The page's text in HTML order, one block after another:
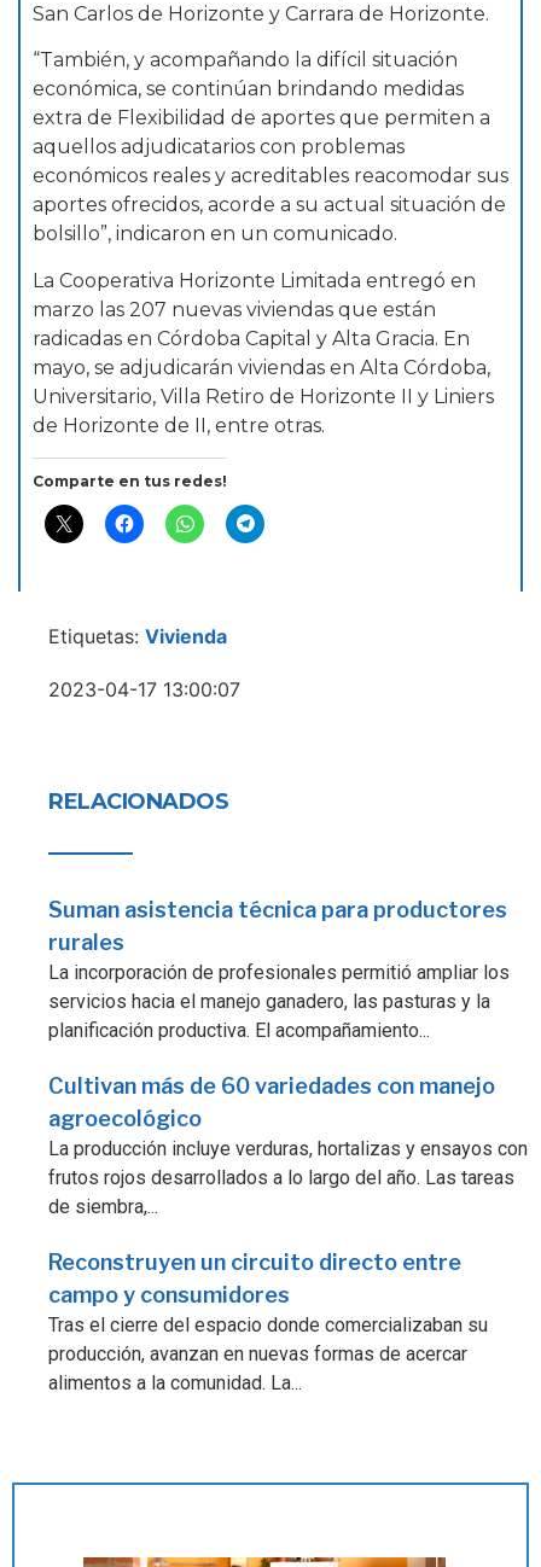
San Carlos de Horizonte y Carrara de Horizonte.
“También, y acompañando la difícil situación
económica, se continúan brindando medidas
extra de Flexibilidad de aportes que permiten a
aquellos adjudicatarios con problemas
económicos reales y acreditables reacomodar sus
aportes ofrecidos, acorde a su actual situación de
bolsillo”, indicaron en un comunicado.
La Cooperativa Horizonte Limitada entregó en
marzo las 207 nuevas viviendas que están
radicadas en Córdoba Capital y Alta Gracia. En
mayo, se adjudicarán viviendas en Alta Córdoba,
Universitario, Villa Retiro de Horizonte II y Liniers
de Horizonte de II, entre otras.
Comparte en tus redes!
Etiquetas: Vivienda
2023-04-17 13:00:07
RELACIONADOS
Suman asistencia técnica para productores
rurales
La incorporación de profesionales permitió ampliar los
servicios hacia el manejo ganadero, las pasturas y la
planificación productiva. El acompañamiento...
Cultivan más de 60 variedades con manejo
agroecológico
La producción incluye verduras, hortalizas y ensayos con
frutos rojos desarrollados a lo largo del año. Las tareas
de siembra,...
Reconstruyen un circuito directo entre
campo y consumidores
Tras el cierre del espacio donde comercializaban su
producción, avanzan en nuevas formas de acercar
alimentos a la comunidad. La...